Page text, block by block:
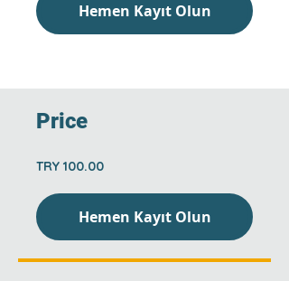
Hemen Kayıt Olun
Price
TRY 100.00
Hemen Kayıt Olun